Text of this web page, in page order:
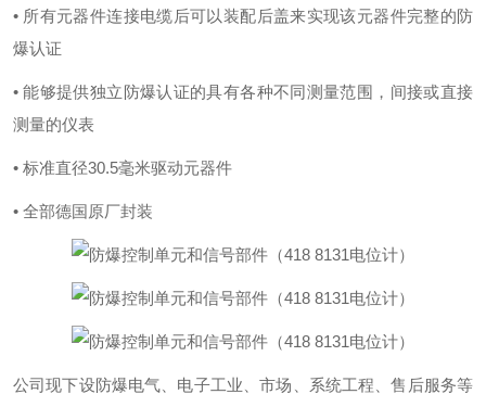
• 所有元器件连接电缆后可以装配后盖来实现该元器件完整的防
爆认证
• 能够提供独立防爆认证的具有各种不同测量范围，间接或直接
测量的仪表
• 标准直径30.5毫米驱动元器件
• 全部德国原厂封装
公司现下设防爆电气、电子工业、市场、系统工程、售后服务等